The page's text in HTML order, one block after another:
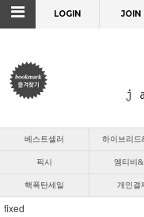
LOGIN JOIN
베스트셀러 하이브리드
픽시 엠티비
핵폭탄세일 개인결
fixed